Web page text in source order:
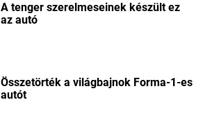
A tenger szerelmeseinek készült ez
az autó
Összetörték a világbajnok Forma-1-es
autót